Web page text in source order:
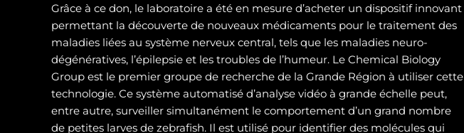
Grâce à ce don, le laboratoire a été en mesure d’acheter un dispositif innovant
permettant la découverte de nouveaux médicaments pour le traitement des
maladies liées au système nerveux central, tels que les maladies neuro-
dégénératives, l’épilepsie et les troubles de l’humeur. Le Chemical Biology
Group est le premier groupe de recherche de la Grande Région à utiliser cette
technologie. Ce système automatisé d’analyse vidéo à grande échelle peut,
entre autre, surveiller simultanément le comportement d’un grand nombre
de petites larves de zebrafish. Il est utilisé pour identifier des molécules qui